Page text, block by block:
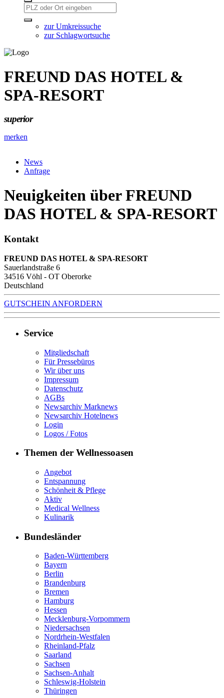
zur Umkreissuche
zur Schlagwortsuche
FREUND DAS HOTEL &
SPA-RESORT
superior
merken
News
Anfrage
Neuigkeiten über FREUND
DAS HOTEL & SPA-RESORT
Kontakt
FREUND DAS HOTEL & SPA-RESORT
Sauerlandstraße 6
34516 Vöhl - OT Oberorke
Deutschland
GUTSCHEIN ANFORDERN
Service
Mitgliedschaft
Für Pressebüros
Wir über uns
Impressum
Datenschutz
AGBs
Newsarchiv Marknews
Newsarchiv Hotelnews
Login
Logos / Fotos
Themen der Wellnessoasen
Angebot
Entspannung
Schönheit & Pflege
Aktiv
Medical Wellness
Kulinarik
Bundesländer
Baden-Württemberg
Bayern
Berlin
Brandenburg
Bremen
Hamburg
Hessen
Mecklenburg-Vorpommern
Niedersachsen
Nordrhein-Westfalen
Rheinland-Pfalz
Saarland
Sachsen
Sachsen-Anhalt
Schleswig-Holstein
Thüringen